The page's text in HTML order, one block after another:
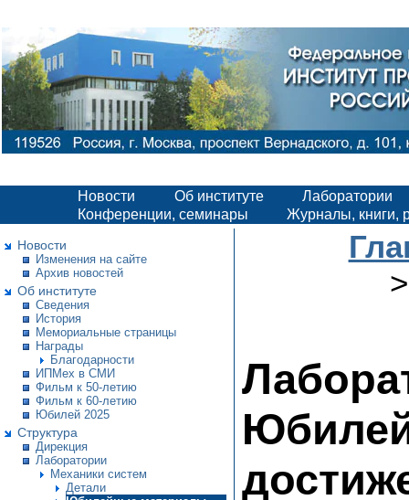
Новости Об институте
Лаборатории
Конференции, семинары
Журналы, книги,
Новости
Изменения на сайте
Архив новостей
Об институте
Сведения
История
Мемориальные страницы
Награды
Благодарности
ИПМех в СМИ
Фильм к 50-летию
Фильм к 60-летию
Юбилей 2025
Структура
Дирекция
Лаборатории
Механики систем
Детали